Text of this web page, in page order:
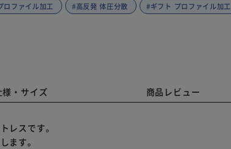
ロファイル加工 #高反発 体圧分散 #ギフト プロファイル加工
様・サイズ 商品レビュー
レスです。
ます。